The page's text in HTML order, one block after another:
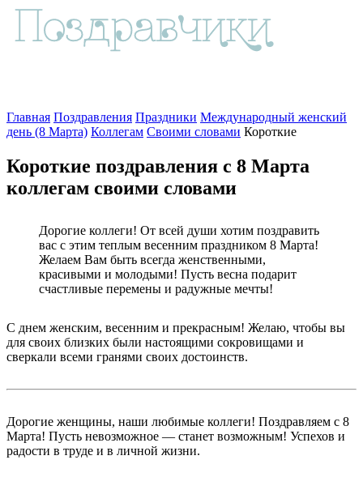
Главная Поздравления Праздники Международный женский
день (8 Марта) Коллегам Своими словами Короткие
Короткие поздравления с 8 Марта
коллегам своими словами
Дорогие коллеги! От всей души хотим поздравить
вас с этим теплым весенним праздником 8 Марта!
Желаем Вам быть всегда женственными,
красивыми и молодыми! Пусть весна подарит
счастливые перемены и радужные мечты!
С днем женским, весенним и прекрасным! Желаю, чтобы вы
для своих близких были настоящими сокровищами и
сверкали всеми гранями своих достоинств.
Дорогие женщины, наши любимые коллеги! Поздравляем с 8
Марта! Пусть невозможное — станет возможным! Успехов и
радости в труде и в личной жизни.